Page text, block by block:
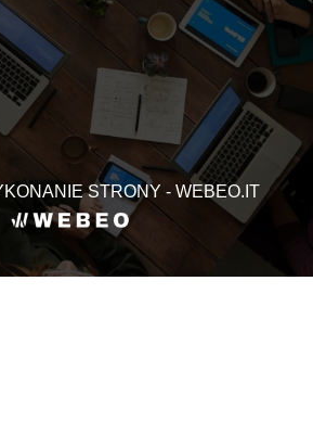
STRONY - WEBEO.IT